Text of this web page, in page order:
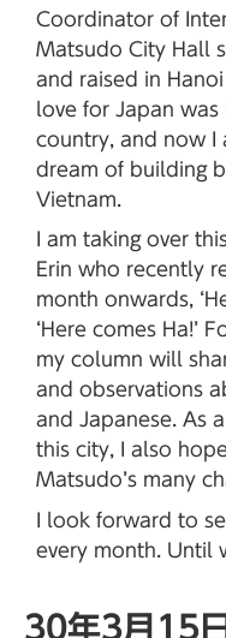
Coordinator of
Matsudo City Hall
and raised in
love for Japan
country, and now I
dream of building
Vietnam.
I am taking over
Erin who recently
month onwards,
‘Here comes Ha!’
my column will
and observations
and Japanese. As
this city, I also
Matsudo’s many
I look forward to
every month. Until
30年3月15